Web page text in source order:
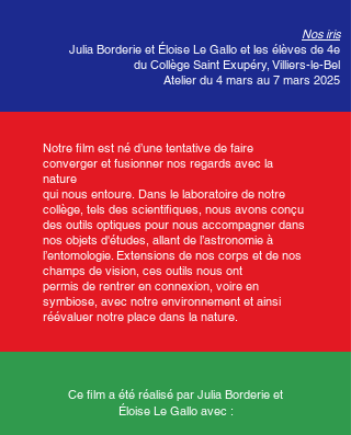
Nos iris
Julia Borderie et Éloise Le Gallo et les élèves de 4e
du Collège Saint Exupéry, Villiers-le-Bel
Atelier du 4 mars au 7 mars 2025​
Notre film est né d’une tentative de faire
converger et fusionner nos regards avec la
nature
qui nous entoure. Dans le laboratoire de notre
collège, tels des scientifiques, nous avons conçu
des outils optiques pour nous accompagner dans
nos objets d'études, allant de l’astronomie à
l’entomologie. Extensions de nos corps et de nos
champs de vision, ces outils nous ont
permis de rentrer en connexion, voire en
symbiose, avec notre environnement et ainsi
réévaluer notre place dans la nature.
Ce film a été réalisé par Julia Borderie et
Éloise Le Gallo avec :